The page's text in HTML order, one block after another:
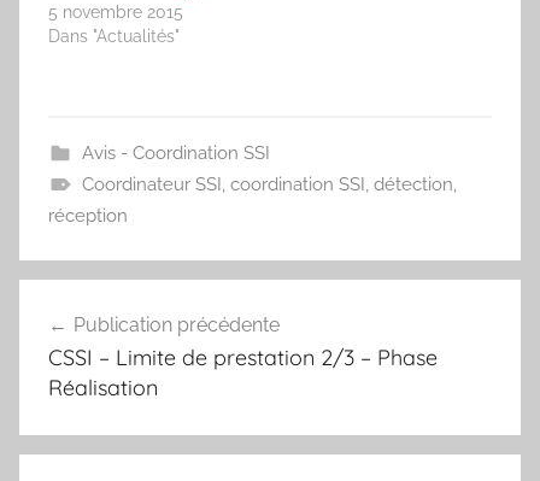
5 novembre 2015
Dans "Actualités"
Avis - Coordination SSI
Coordinateur SSI, coordination SSI, détection,
réception
de
l’article
Publication précédente
CSSI – Limite de prestation 2/3 – Phase
Réalisation